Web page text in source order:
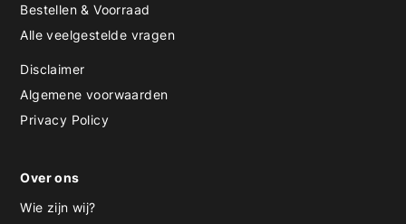
Bestellen & Voorraad
Alle veelgestelde vragen
Disclaimer
Algemene voorwaarden
Privacy Policy
Over ons
Wie zijn wij?